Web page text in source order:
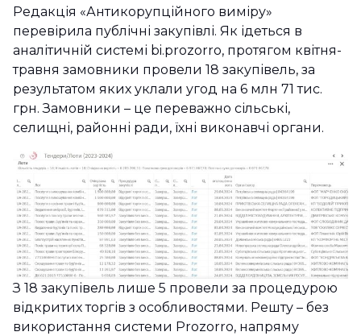
Редакція «Антикорупційного виміру»
перевірила публічні закупівлі. Як ідеться в
аналітичній системі bi.prozorro, протягом квітня-
травня замовники провели 18 закупівель, за
результатом яких уклали угод на 6 млн 71 тис.
грн. Замовники – це переважно сільські,
селищні, районні ради, їхні виконавчі органи.
З 18 закупівель лише 5 провели за процедурою
відкритих торгів з особливостями. Решту – без
використання системи Prozorro, напряму